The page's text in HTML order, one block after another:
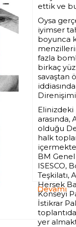
ettik ve
Oysa
iyimser
boyunca
fazla
birkaç
savaştan
Elinizdeki
arasında,
olduğu
halk
BM
ISESCO,
Teşkilatı,
Hersek
Konseyi
İstikrar
yer
Devamı